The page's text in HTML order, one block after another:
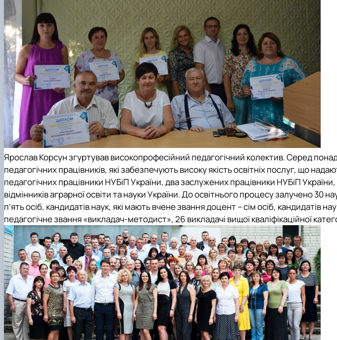
Ярослав Корсун згуртував високопрофесійний педагогічний колектив. Серед понад
педагогічних працівників, які забезпечують високу якість освітніх послуг, що
педагогічних працівники НУБіП України, два заслужених працівники НУБіП України,
відмінників аграрної освіти та науки України. До освітнього процесу залучено 30
п’ять осіб, кандидатів наук, які мають вчене звання доцент – сім осіб, кандидатів
педагогічне звання «викладач-методист», 26 викладачі вищої кваліфікаційної